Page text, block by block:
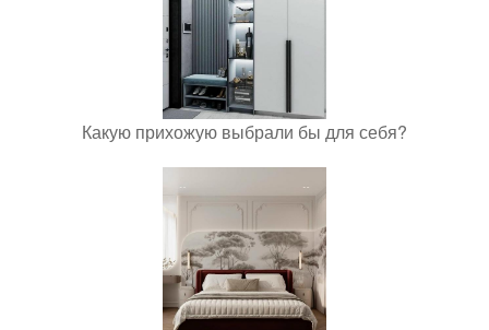
Какую прихожую выбрали бы для себя?